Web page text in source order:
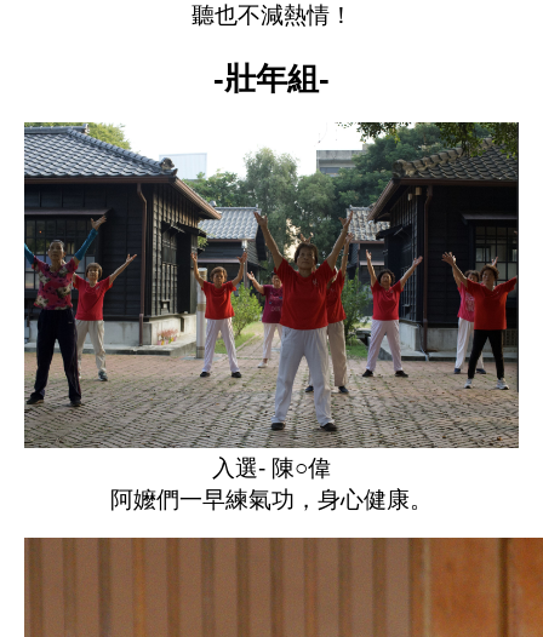
聽也不減熱情！
-壯年組-
入選- 陳○偉
阿嬤們一早練氣功，身心健康。